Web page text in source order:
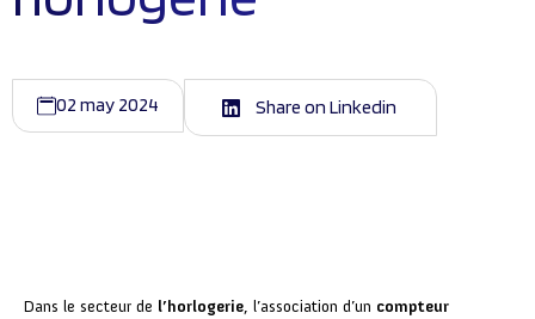
02 may 2024 Share on Linkedin
Dans le secteur de l’horlogerie, l’association d’un compteur